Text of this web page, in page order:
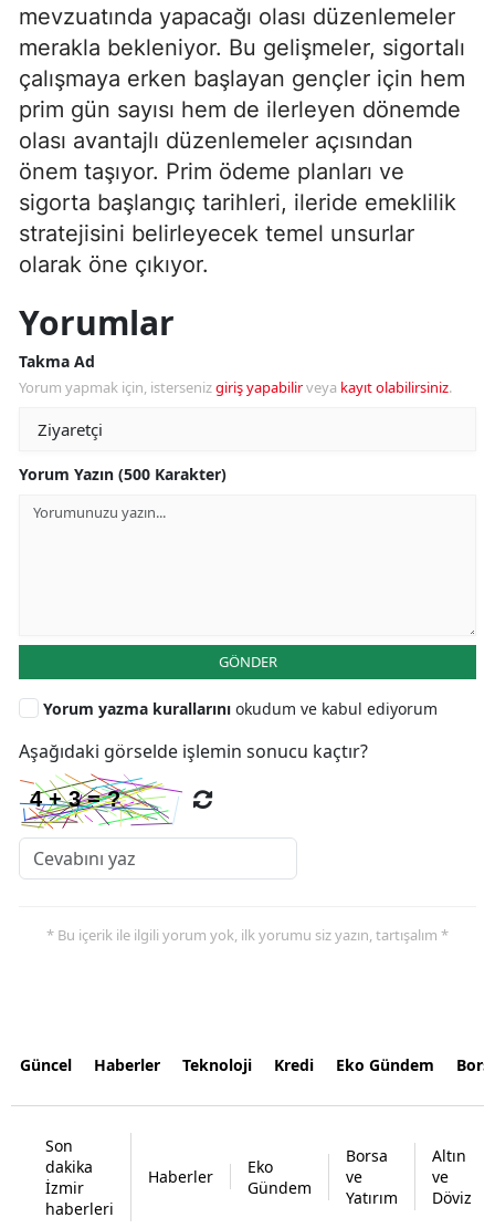
mevzuatında yapacağı olası düzenlemeler
merakla bekleniyor. Bu gelişmeler, sigortalı
çalışmaya erken başlayan gençler için hem
prim gün sayısı hem de ilerleyen dönemde
olası avantajlı düzenlemeler açısından
önem taşıyor. Prim ödeme planları ve
sigorta başlangıç tarihleri, ileride emeklilik
stratejisini belirleyecek temel unsurlar
olarak öne çıkıyor.
Yorumlar
Takma Ad
Yorum yapmak için, istersenizgiriş yapabilirveya kayıt olabilirsiniz.
Yorum Yazın (500 Karakter)
GÖNDER
Yorum yazma kurallarını okudum ve kabul ediyorum
Aşağıdaki görselde işlemin sonucu kaçtır?
* Bu içerik ile ilgili yorum yok, ilk yorumu siz yazın, tartışalım *
Güncel Haberler Teknoloji Kredi Eko Gündem
Son
dakika
İzmir
haberleri
Haberler
Eko
Gündem
Borsa
ve
Yatırım
Altın
ve
Döviz